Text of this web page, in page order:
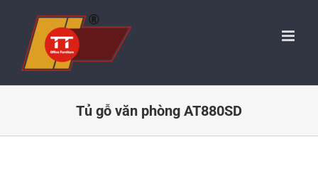
content
Tủ gỗ văn phòng AT880SD